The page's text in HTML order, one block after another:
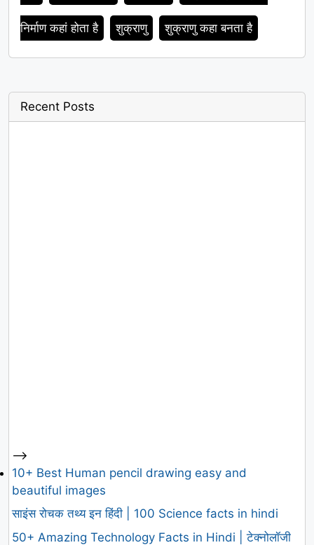
निर्माण कहां होता है शुक्राणु शुक्राणु कहा बनता है
Recent Posts
-->
10+ Best Human pencil drawing easy and
beautiful images
साइंस रोचक तथ्य इन हिंदी | 100 Science facts in hindi
50+ Amazing Technology Facts in Hindi | टेक्नोलॉजी